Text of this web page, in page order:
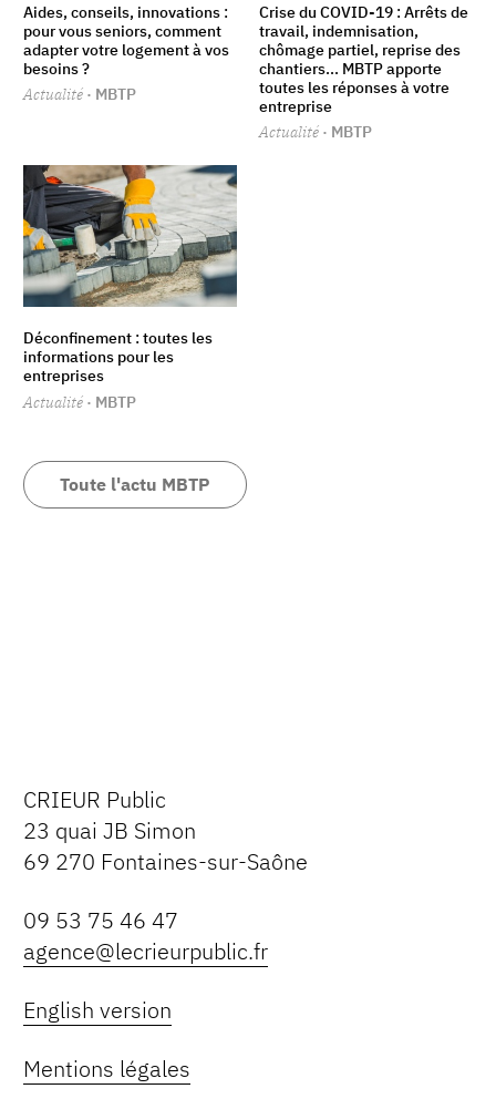
Aides, conseils, innovations :
pour vous seniors, comment
adapter votre logement à vos
besoins ?
Actualité · MBTP
Crise du COVID-19 : Arrêts de
travail, indemnisation,
chômage partiel, reprise des
chantiers... MBTP apporte
toutes les réponses à votre
entreprise
Actualité · MBTP
Déconfinement : toutes les
informations pour les
entreprises
Actualité · MBTP
Toute l'actu MBTP
CRIEUR Public
23 quai JB Simon
69 270 Fontaines-sur-Saône
09 53 75 46 47
agence@lecrieurpublic.fr
English version
Mentions légales